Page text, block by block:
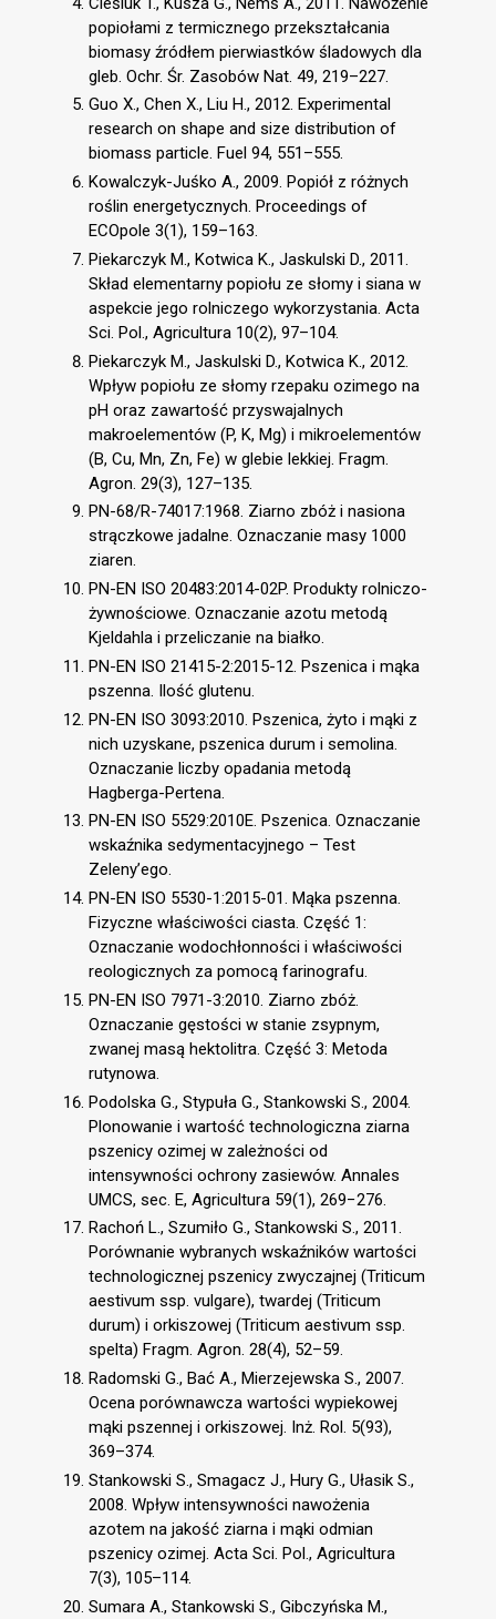
popiołami z termicznego przekształcania
biomasy źródłem pierwiastków śladowych dla
gleb. Ochr. Śr. Zasobów Nat. 49, 219–227.
Guo X., Chen X., Liu H., 2012. Experimental
research on shape and size distribution of
biomass particle. Fuel 94, 551–555.
Kowalczyk-Juśko A., 2009. Popiół z różnych
roślin energetycznych. Proceedings of
ECOpole 3(1), 159–163.
Piekarczyk M., Kotwica K., Jaskulski D., 2011.
Skład elementarny popiołu ze słomy i siana w
aspekcie jego rolniczego wykorzystania. Acta
Sci. Pol., Agricultura 10(2), 97–104.
Piekarczyk M., Jaskulski D., Kotwica K., 2012.
Wpływ popiołu ze słomy rzepaku ozimego na
pH oraz zawartość przyswajalnych
makroelementów (P, K, Mg) i mikroelementów
(B, Cu, Mn, Zn, Fe) w glebie lekkiej. Fragm.
Agron. 29(3), 127–135.
PN-68/R-74017:1968. Ziarno zbóż i nasiona
strączkowe jadalne. Oznaczanie masy 1000
ziaren.
PN-EN ISO 20483:2014-02P. Produkty rolniczo-
żywnościowe. Oznaczanie azotu metodą
Kjeldahla i przeliczanie na białko.
PN-EN ISO 21415-2:2015-12. Pszenica i mąka
pszenna. Ilość glutenu.
PN-EN ISO 3093:2010. Pszenica, żyto i mąki z
nich uzyskane, pszenica durum i semolina.
Oznaczanie liczby opadania metodą
Hagberga-Pertena.
PN-EN ISO 5529:2010E. Pszenica. Oznaczanie
wskaźnika sedymentacyjnego – Test
Zeleny’ego.
PN-EN ISO 5530-1:2015-01. Mąka pszenna.
Fizyczne właściwości ciasta. Część 1:
Oznaczanie wodochłonności i właściwości
reologicznych za pomocą farinografu.
PN-EN ISO 7971-3:2010. Ziarno zbóż.
Oznaczanie gęstości w stanie zsypnym,
zwanej masą hektolitra. Część 3: Metoda
rutynowa.
Podolska G., Stypuła G., Stankowski S., 2004.
Plonowanie i wartość technologiczna ziarna
pszenicy ozimej w zależności od
intensywności ochrony zasiewów. Annales
UMCS, sec. E, Agricultura 59(1), 269−276.
Rachoń L., Szumiło G., Stankowski S., 2011.
Porównanie wybranych wskaźników wartości
technologicznej pszenicy zwyczajnej (Triticum
aestivum ssp. vulgare), twardej (Triticum
durum) i orkiszowej (Triticum aestivum ssp.
spelta) Fragm. Agron. 28(4), 52–59.
Radomski G., Bać A., Mierzejewska S., 2007.
Ocena porównawcza wartości wypiekowej
mąki pszennej i orkiszowej. Inż. Rol. 5(93),
369–374.
Stankowski S., Smagacz J., Hury G., Ułasik S.,
2008. Wpływ intensywności nawożenia
azotem na jakość ziarna i mąki odmian
pszenicy ozimej. Acta Sci. Pol., Agricultura
7(3), 105–114.
Sumara A., Stankowski S., Gibczyńska M.,